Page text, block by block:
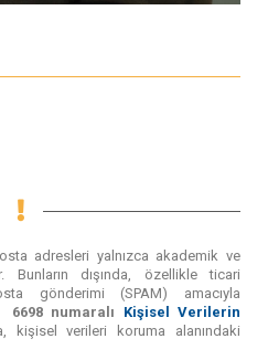
adresleri yalnızca akademik ve
Bunların dışında, özellikle ticari
gönderimi (SPAM) amacıyla
numaralı Kişisel Verilerin
kişisel verileri koruma alanındaki